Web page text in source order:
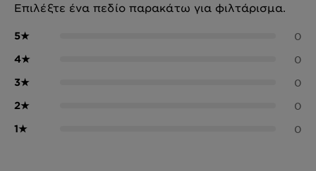
Επιλέξτε ένα πεδίο παρακάτω για φιλτάρισμα.
5★ 0
4★ 0
3★ 0
2★ 0
1★ 0